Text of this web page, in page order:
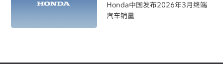
Honda中国发布2026年3月终端
汽车销量